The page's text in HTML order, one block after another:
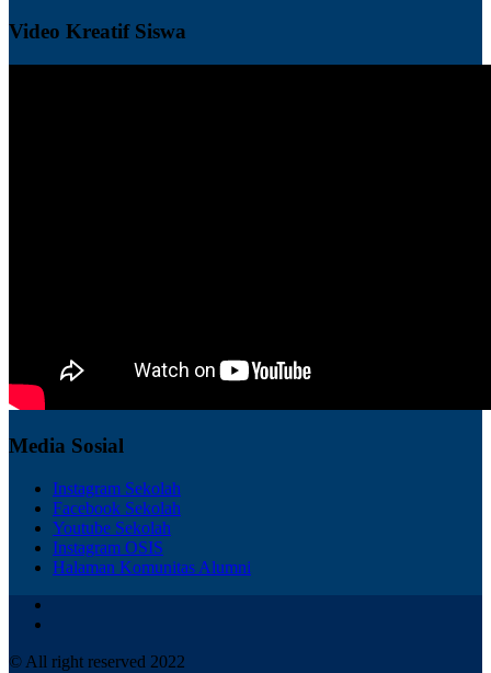
Video Kreatif Siswa
Media Sosial
Instagram Sekolah
Facebook Sekolah
Youtube Sekolah
Instagram OSIS
Halaman Komunitas Alumni
© All right reserved 2022